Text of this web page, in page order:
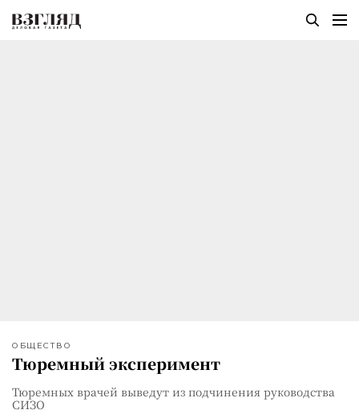
ОБЩЕСТВО
Тюремный эксперимент
Тюремных врачей выведут из подчинения руководства
СИЗО